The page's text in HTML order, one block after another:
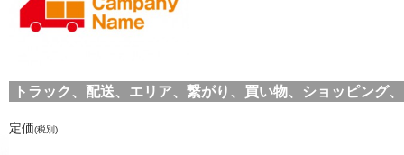
トラック、配送、エリア、繋がり、買い物、ショッピング
定価(税別)